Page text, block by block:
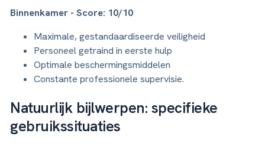
Binnenkamer - Score: 10/10
Maximale, gestandaardiseerde veiligheid
Personeel getraind in eerste hulp
Optimale beschermingsmiddelen
Constante professionele supervisie.
Natuurlijk bijlwerpen: specifieke
gebruikssituaties